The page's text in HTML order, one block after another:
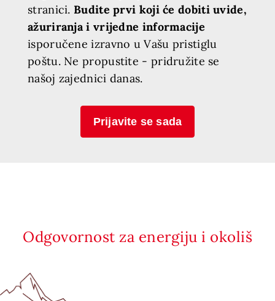
stranici. Budite prvi koji će dobiti uvide,
ažuriranja i vrijedne informacije
isporučene izravno u Vašu pristiglu
poštu. Ne propustite - pridružite se
našoj zajednici danas.
Prijavite se sada
Odgovornost za energiju i okoliš